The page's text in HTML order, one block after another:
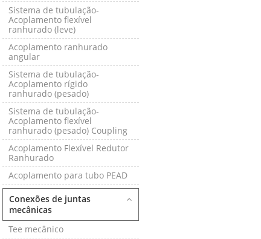
Sistema de tubulação-
Acoplamento flexível
ranhurado (leve)
Acoplamento ranhurado
angular
Sistema de tubulação-
Acoplamento rígido
ranhurado (pesado)
Sistema de tubulação-
Acoplamento flexível
ranhurado (pesado) Coupling
Acoplamento Flexível Redutor
Ranhurado
Acoplamento para tubo PEAD
Conexões de juntas
mecânicas
Tee mecânico